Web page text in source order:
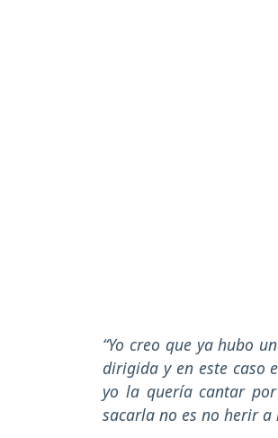
“Yo creo que ya hubo
dirigida y en este caso
yo la quería cantar
sacarla no es no herir